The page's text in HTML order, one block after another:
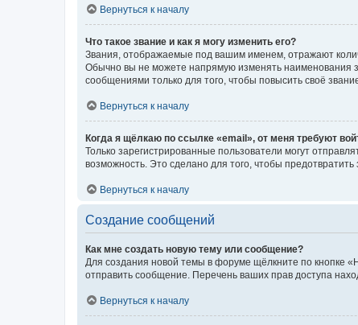
Вернуться к началу
Что такое звание и как я могу изменить его?
Звания, отображаемые под вашим именем, отражают
Обычно вы не можете напрямую изменять наименования
сообщениями только для того, чтобы повысить своё
Вернуться к началу
Когда я щёлкаю по ссылке «email», от меня требуют
Только зарегистрированные пользователи могут
возможность. Это сделано для того, чтобы
Вернуться к началу
Создание сообщений
Как мне создать новую тему или сообщение?
Для создания новой темы в форуме щёлкните по кнопке
отправить сообщение. Перечень ваших прав доступа
Вернуться к началу